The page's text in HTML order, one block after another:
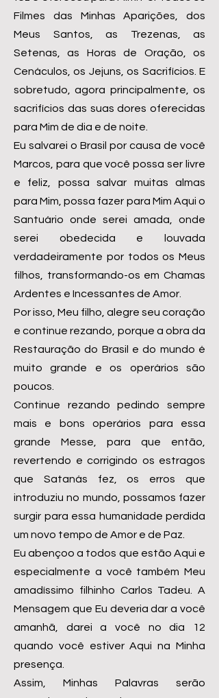
Filmes das Minhas Aparições, dos
Meus Santos, as Trezenas, as
Setenas, as Horas de Oração, os
Cenáculos, os Jejuns, os Sacrifícios. E
sobretudo, agora principalmente, os
sacrifícios das suas dores oferecidas
para Mim de dia e de noite.
Eu salvarei o Brasil por causa de você
Marcos, para que você possa ser livre
e feliz, possa salvar muitas almas
para Mim, possa fazer para Mim Aqui o
Santuário onde serei amada, onde
serei obedecida e louvada
verdadeiramente por todos os Meus
filhos, transformando-os em Chamas
Ardentes e Incessantes de Amor.
Por isso, Meu filho, alegre seu coração
e continue rezando, porque a obra da
Restauração do Brasil e do mundo é
muito grande e os operários são
poucos.
Continue rezando pedindo sempre
mais e bons operários para essa
grande Messe, para que então,
revertendo e corrigindo os estragos
que Satanás fez, os erros que
introduziu no mundo, possamos fazer
surgir para essa humanidade perdida
um novo tempo de Amor e de Paz.
Eu abençoo a todos que estão Aqui e
especialmente a você também Meu
amadíssimo filhinho Carlos Tadeu. A
Mensagem que Eu deveria dar a você
amanhã, darei a você no dia 12
quando você estiver Aqui na Minha
presença.
Assim, Minhas Palavras serão